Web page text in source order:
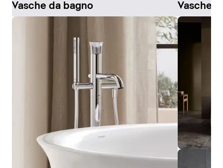
Vasche da bagno Vasche